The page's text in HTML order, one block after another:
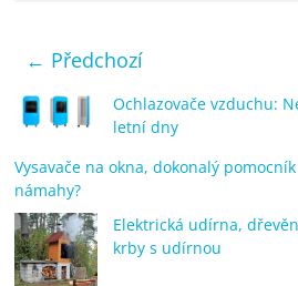
← Předchozí
Ochlazovače vzduchu:
letní dny
Vysavače na okna, dokonalý
námahy?
Elektrická udírna,
krby s udírnou